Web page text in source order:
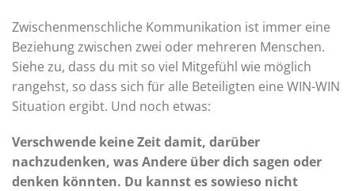
Zwischenmenschliche Kommunikation ist immer eine
Beziehung zwischen zwei oder mehreren Menschen.
Siehe zu, dass du mit so viel Mitgefühl wie möglich
rangehst, so dass sich für alle Beteiligten eine WIN-WIN
Situation ergibt. Und noch etwas:
Verschwende keine Zeit damit, darüber
nachzudenken, was Andere über dich sagen oder
denken könnten. Du kannst es sowieso nicht